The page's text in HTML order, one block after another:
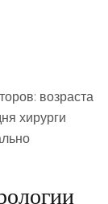
возраста
хирурги